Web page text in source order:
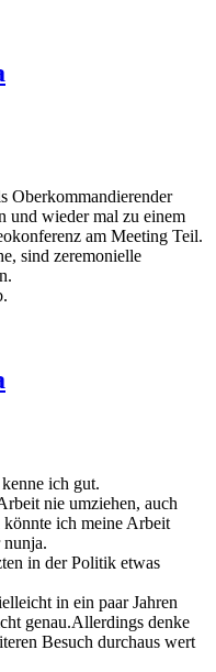
Oberkommandierender
und wieder mal zu einem
am Meeting Teil.
sind zeremonielle
ich gut.
nie umziehen, auch
ich meine Arbeit
nunja.
in der Politik etwas
in ein paar Jahren
genau.Allerdings denke
Besuch durchaus wert